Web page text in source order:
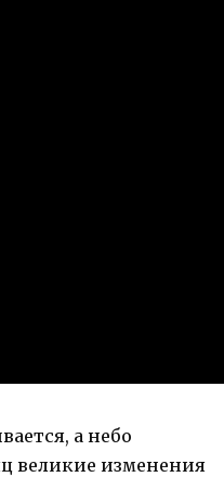
а небо
великие изменения